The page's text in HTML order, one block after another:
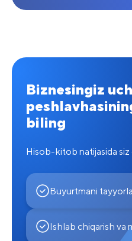
Biznesingiz
biling
Hisob-kitob natijasida siz
Buyurtmani
Ishlab chiqarish va